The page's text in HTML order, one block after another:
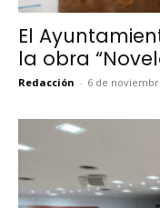
El
la obra
Redacción - 6 de